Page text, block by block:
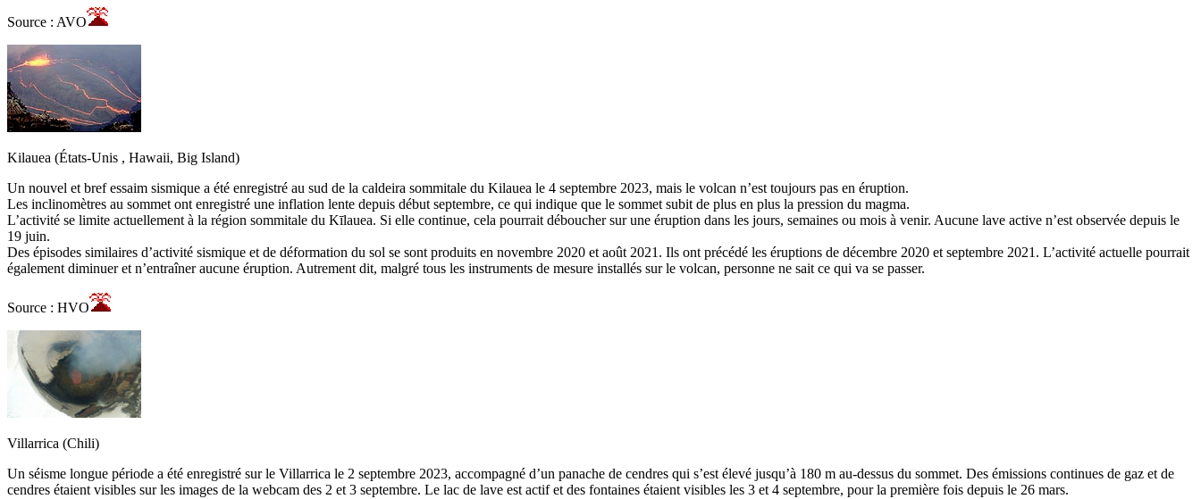
Source : AVO
Kilauea (États-Unis , Hawaii, Big Island)
Un nouvel et bref essaim sismique a été enregistré au sud de la caldeira sommitale du Kilauea le 4 septembre 2023, mais le volcan n’est toujours pas en éruption.
Les inclinomètres au sommet ont enregistré une inflation lente depuis début septembre, ce qui indique que le sommet subit de plus en plus la pression du magma.
L’activité se limite actuellement à la région sommitale du Kīlauea. Si elle continue, cela pourrait déboucher sur une éruption dans les jours, semaines ou mois à venir. Aucune lave active n’est observée depuis le
19 juin.
Des épisodes similaires d’activité sismique et de déformation du sol se sont produits en novembre 2020 et août 2021. Ils ont précédé les éruptions de décembre 2020 et septembre 2021. L’activité actuelle pourrait
également diminuer et n’entraîner aucune éruption. Autrement dit, malgré tous les instruments de mesure installés sur le volcan, personne ne sait ce qui va se passer.
Source : HVO
Villarrica (Chili)
Un séisme longue période a été enregistré sur le Villarrica le 2 septembre 2023, accompagné d’un panache de cendres qui s’est élevé jusqu’à 180 m au-dessus du sommet. Des émissions continues de gaz et de
cendres étaient visibles sur les images de la webcam des 2 et 3 septembre. Le lac de lave est actif et des fontaines étaient visibles les 3 et 4 septembre, pour la première fois depuis le 26 mars.